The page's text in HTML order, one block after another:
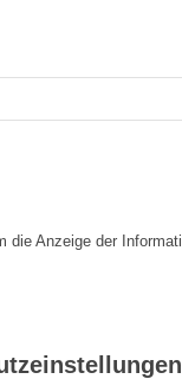
die Anzeige der